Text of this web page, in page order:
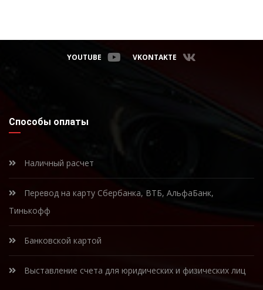
YOUTUBE VKONTAKTE
Способы оплаты
Наличный расчет
Перевод на карту Сбербанка, ВТБ, АльфаБанк,
Тинькофф
Банковской картой
Выставление счета для юридических и физических лиц